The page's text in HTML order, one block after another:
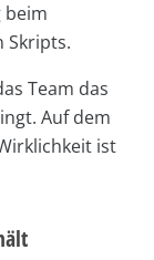
beim
Skripts.
Team das
Auf dem
ist